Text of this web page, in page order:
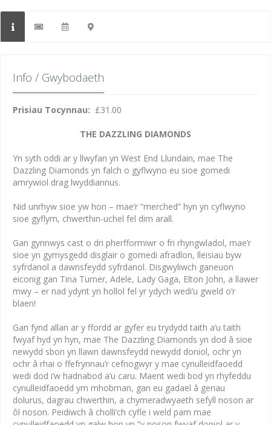
Info / Gwybodaeth
Prisiau Tocynnau: £31.00
THE DAZZLING DIAMONDS
Yn syth oddi ar y llwyfan yn West End Llundain, mae The
Dazzling Diamonds yn falch o gyflwyno eu sioe gomedi
amrywiol drag lwyddiannus.
Nid unrhyw sioe yw hon – mae’r “merched” hyn yn cyflwyno
sioe gyflym, chwerthin-uchel fel dim arall.
Gan gynnwys cast o dri pherfformiwr o fri rhyngwladol, mae’r
sioe yn gymysgedd disglair o gomedi afradlon, lleisiau byw
syfrdanol a dawnsfeydd syfrdanol. Disgwyliwch ganeuon
eiconig gan Tina Turner, Adele, Lady Gaga, Elton John, a llawer
mwy – er nad ydynt yn hollol fel yr ydych wedi’u gweld o’r
blaen!
Gan fynd allan ar y ffordd ar gyfer eu trydydd taith a’u taith
fwyaf hyd yn hyn, mae The Dazzling Diamonds yn dod â sioe
newydd sbon yn llawn dawnsfeydd newydd doniol, ochr yn
ochr â rhai o ffefrynnau’r cefnogwyr y mae cynulleidfaoedd
wedi dod i’w hadnabod a’u caru. Maent wedi bod yn rhyfeddu
cynulleidfaoedd ym mhobman, gan eu gadael â genau
dolurus, dagrau chwerthin, a chymeradwyaeth sefyll noson ar
ôl noson. Peidiwch â cholli’ch cyfle i weld pam mae